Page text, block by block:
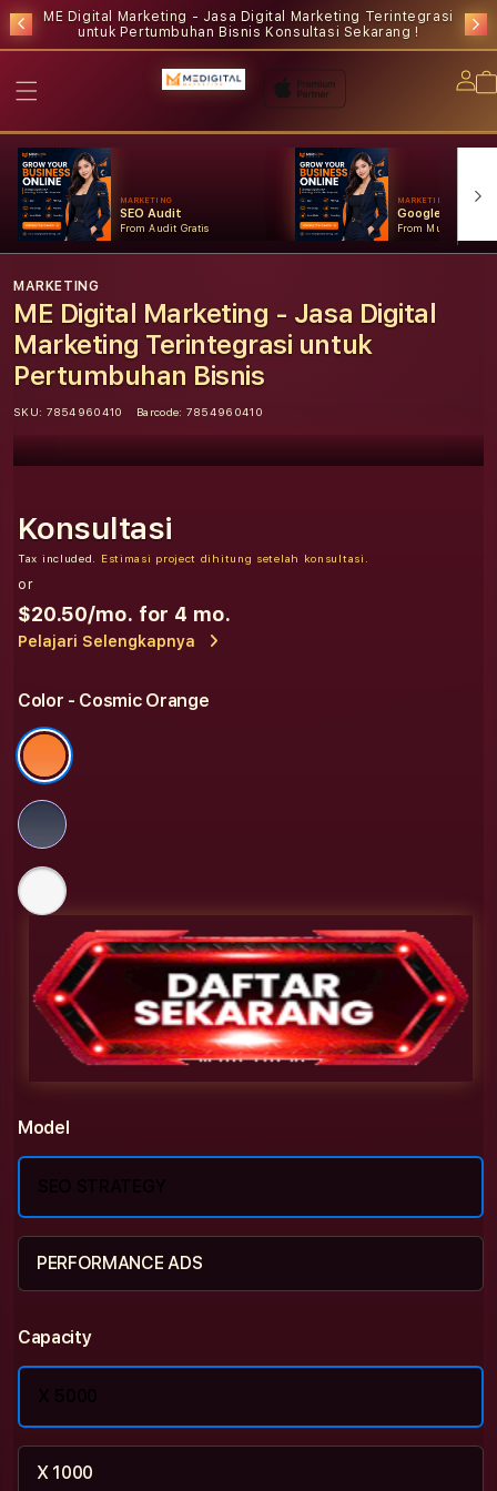
ME Digital Marketing - Jasa Digital Marketing Terintegrasi
untuk Pertumbuhan Bisnis Konsultasi Sekarang !
MARKETING
SEO Audit
From Audit Gratis
MARKETING
Google Ads
From Mulai
MARKETING
ME Digital Marketing - Jasa Digital
Marketing Terintegrasi untuk
Pertumbuhan Bisnis
SKU: 7854960410 Barcode: 7854960410
Konsultasi
Tax included. Estimasi project dihitung setelah konsultasi.
or
$20.50/mo. for 4 mo.
Pelajari Selengkapnya
Color - Cosmic Orange
Model
SEO STRATEGY
PERFORMANCE ADS
Capacity
X 5000
X 1000